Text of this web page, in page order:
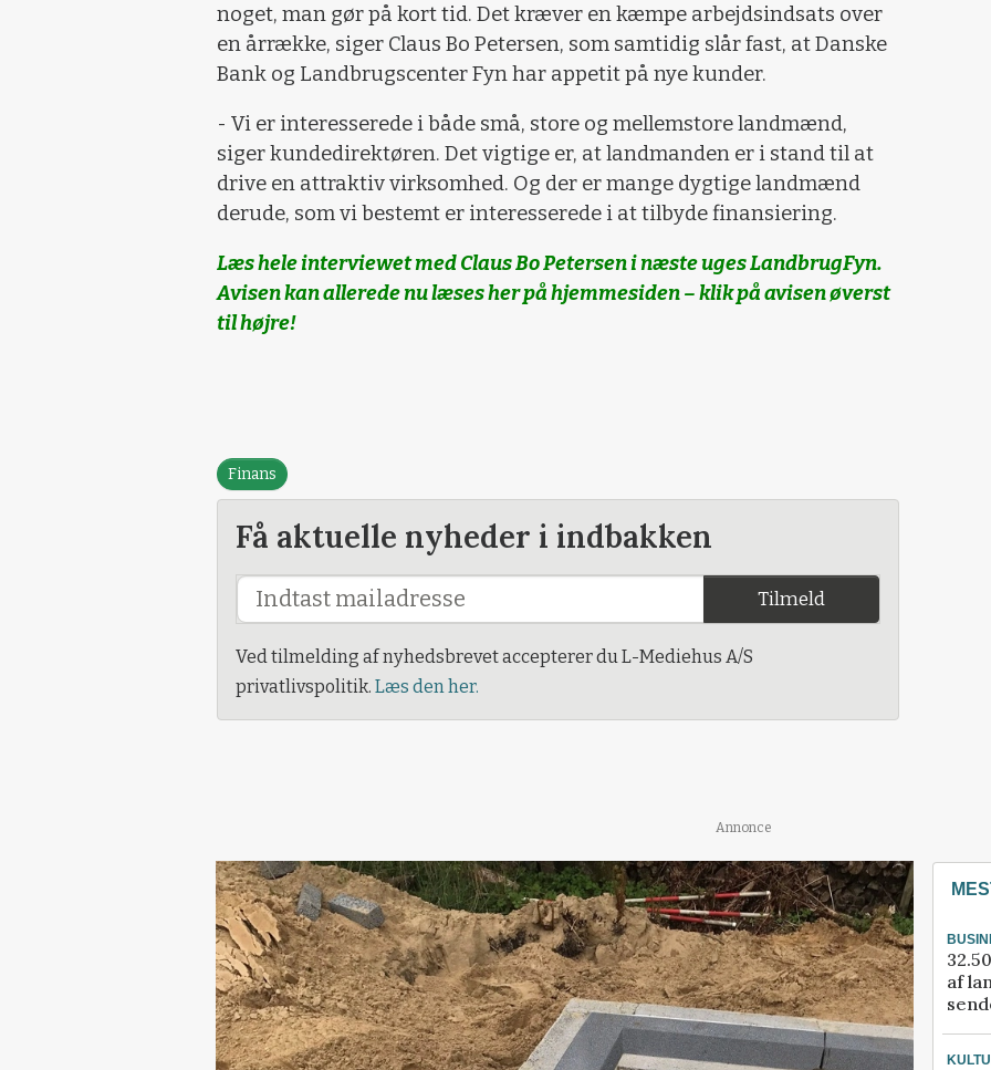
noget, man gør på kort tid. Det kræver en kæmpe arbejdsindsats over
en årrække, siger Claus Bo Petersen, som samtidig slår fast, at Danske
Bank og Landbrugscenter Fyn har appetit på nye kunder.
- Vi er interesserede i både små, store og mellemstore landmænd,
siger kundedirektøren. Det vigtige er, at landmanden er i stand til at
drive en attraktiv virksomhed. Og der er mange dygtige landmænd
derude, som vi bestemt er interesserede i at tilbyde finansiering.
Læs hele interviewet med Claus Bo Petersen i næste uges LandbrugFyn.
Avisen kan allerede nu læses her på hjemmesiden – klik på avisen øverst
til højre!
Finans
Få aktuelle nyheder i indbakken
Tilmeld
Ved tilmelding af nyhedsbrevet accepterer du L-Mediehus A/S
privatlivspolitik. Læs den her.
Annonce
af